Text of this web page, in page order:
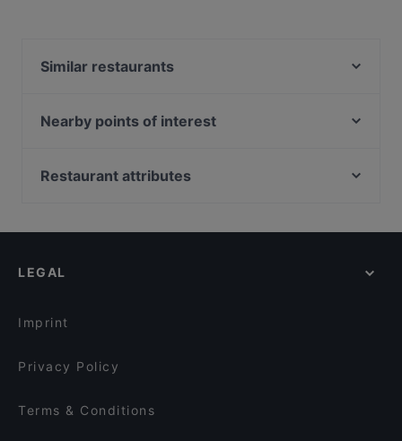
Similar restaurants
Cochin 1982
Pitagoras Leonberg
Jimmys Burger Leonberg
Nearby points of interest
Vergolderei Andreas Rüsch, Hamburg
Restaurant attributes
Late Night Food in Stuttgart
LEGAL
Imprint
Privacy Policy
Terms & Conditions